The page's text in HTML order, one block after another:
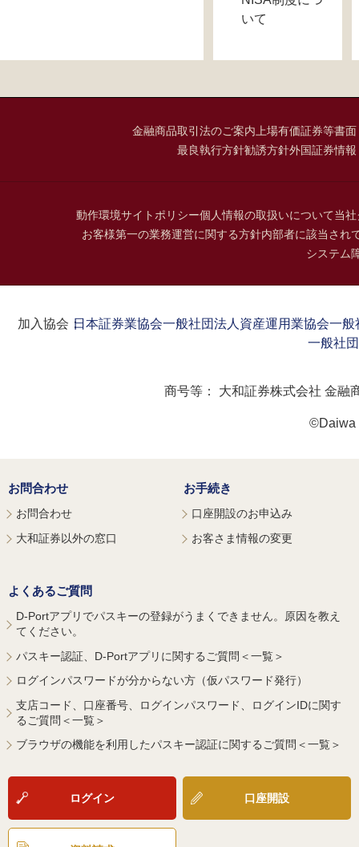
いて
金融商品取引法のご案内 上場有価証券等書
最良執行方針勧誘方針外国証券情
動作環境サイトポリシー個人情報の取扱いについて当
お客様第一の業務運営に関する方針内部者に該当され
システム
加入協会：日本証券業協会一般社団法人資産運用業協会一般
一般社
商号等： 大和証券株式会社 金融
©Daiwa
お問合わせ
お問合わせ
大和証券以外の窓口
お手続き
口座開設のお申込み
お客さま情報の変更
よくあるご質問
D-Portアプリでパスキーの登録がうまくできません。原因を教え
てください。
パスキー認証、D-Portアプリに関するご質問＜一覧＞
ログインパスワードが分からない方（仮パスワード発行）
支店コード、口座番号、ログインパスワード、ログインIDに関す
るご質問＜一覧＞
ブラウザの機能を利用したパスキー認証に関するご質問＜一覧＞
ログイン 口座開設